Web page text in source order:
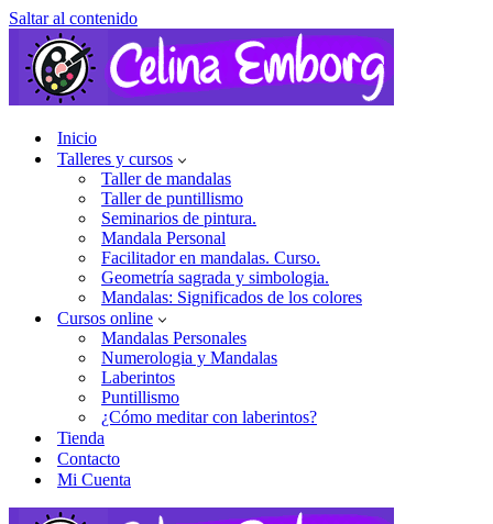
Saltar al contenido
Inicio
Talleres y cursos
Taller de mandalas
Taller de puntillismo
Seminarios de pintura.
Mandala Personal
Facilitador en mandalas. Curso.
Geometría sagrada y simbologia.
Mandalas: Significados de los colores
Cursos online
Mandalas Personales
Numerologia y Mandalas
Laberintos
Puntillismo
¿Cómo meditar con laberintos?
Tienda
Contacto
Mi Cuenta